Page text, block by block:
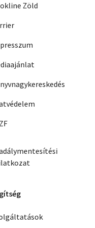
Zöld